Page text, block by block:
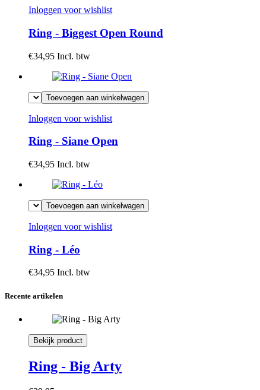
Inloggen voor wishlist
Ring - Biggest Open Round
€34,95 Incl. btw
Toevoegen aan winkelwagen
Inloggen voor wishlist
Ring - Siane Open
€34,95 Incl. btw
Toevoegen aan winkelwagen
Inloggen voor wishlist
Ring - Léo
€34,95 Incl. btw
Recente artikelen
Bekijk product
Ring - Big Arty